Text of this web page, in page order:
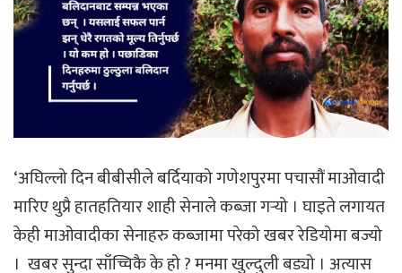
‘अघिल्लो दिन बीबीसीले बर्दियाको गणेशपुरमा पचासौं माओवादी
मारिए थुप्रै हातहतियार शाही सेनाले कब्जा गर्‍यो । घाइते लगायत
केही माओवादीका सेनाहरु कब्जामा परेको खबर रेडियोमा बज्यो
। खबर सुन्दा साँच्चिकै के हो ? मनमा खुल्दुली बड्यो । अत्यास